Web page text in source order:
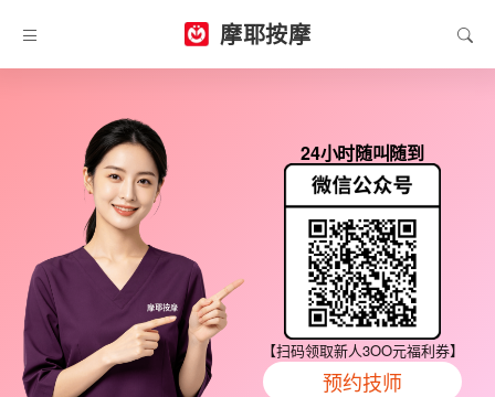
摩耶按摩
24小时随叫随到
【扫码领取新人3OO元福利券】
预约技师